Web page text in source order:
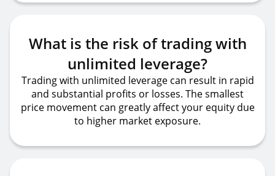
What is the risk of trading with
unlimited leverage?
Trading with unlimited leverage can result in rapid
and substantial profits or losses. The smallest
price movement can greatly affect your equity due
to higher market exposure.